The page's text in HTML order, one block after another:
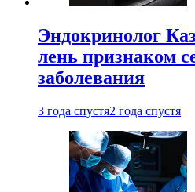
Эндокринолог
лень признаком
заболевания
3 года спустя2 года спустя